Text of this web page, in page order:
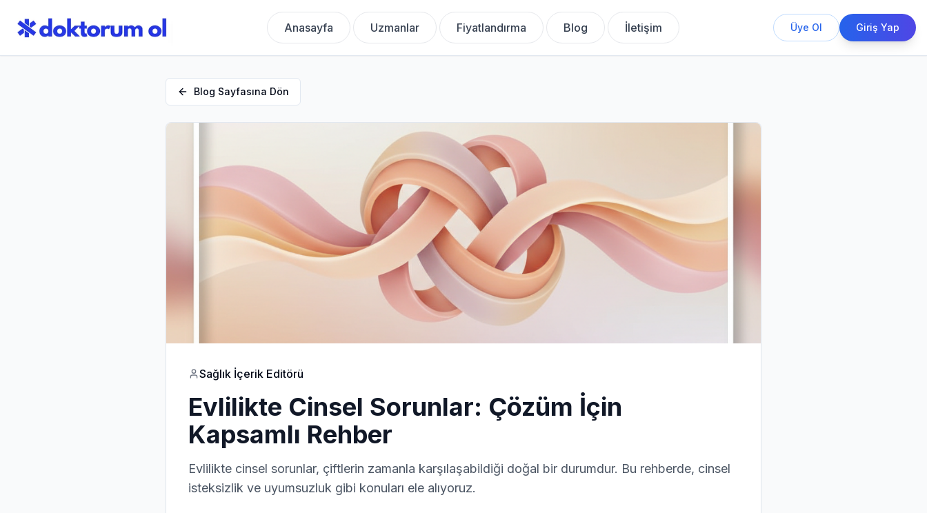
Anasayfa Uzmanlar Fiyatlandırma Blog İletişim Üye Ol Giriş Yap
Blog Sayfasına Dön
Sağlık İçerik Editörü
Evlilikte Cinsel Sorunlar: Çözüm İçin
Kapsamlı Rehber
Evlilikte cinsel sorunlar, çiftlerin zamanla karşılaşabildiği doğal bir durumdur. Bu rehberde, cinsel
isteksizlik ve uyumsuzluk gibi konuları ele alıyoruz.